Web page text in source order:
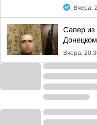
Вчера,
Сапер из
Вчера,